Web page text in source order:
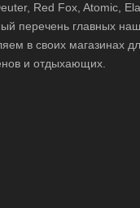
Red Fox, Atomic,
перечень главных
в своих магазинах
и отдыхающих.